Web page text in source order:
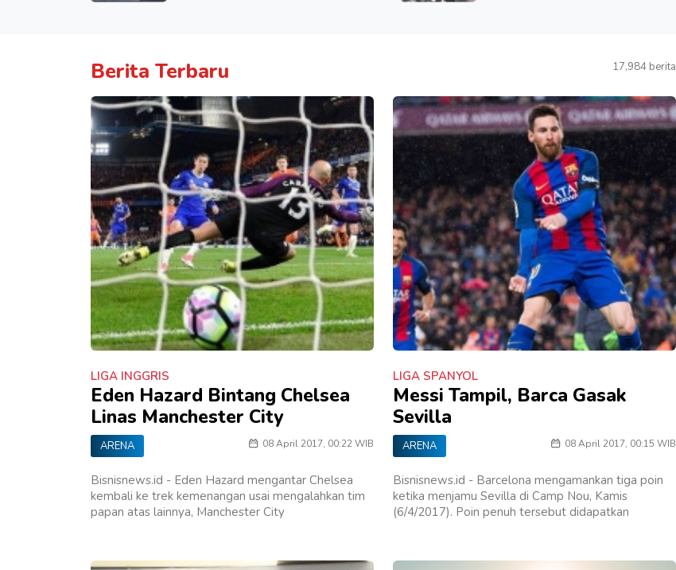
17,984 berita
Berita Terbaru
LIGA INGGRIS
Eden Hazard Bintang Chelsea
Linas Manchester City
ARENA 08 April 2017, 00:22 WIB
Bisnisnews.id - Eden Hazard mengantar Chelsea
kembali ke trek kemenangan usai mengalahkan tim
papan atas lainnya, Manchester City
LIGA SPANYOL
Messi Tampil, Barca Gasak
Sevilla
ARENA 08 April 2017, 00:15 WIB
Bisnisnews.id - Barcelona mengamankan tiga poin
ketika menjamu Sevilla di Camp Nou, Kamis
(6/4/2017). Poin penuh tersebut didapatkan